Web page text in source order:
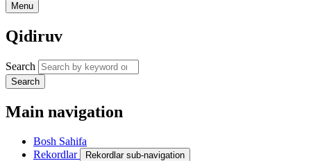
Menu
Qidiruv
Search
Search
Main navigation
Bosh Sahifa
Rekordlar
Rekordlar sub-navigation